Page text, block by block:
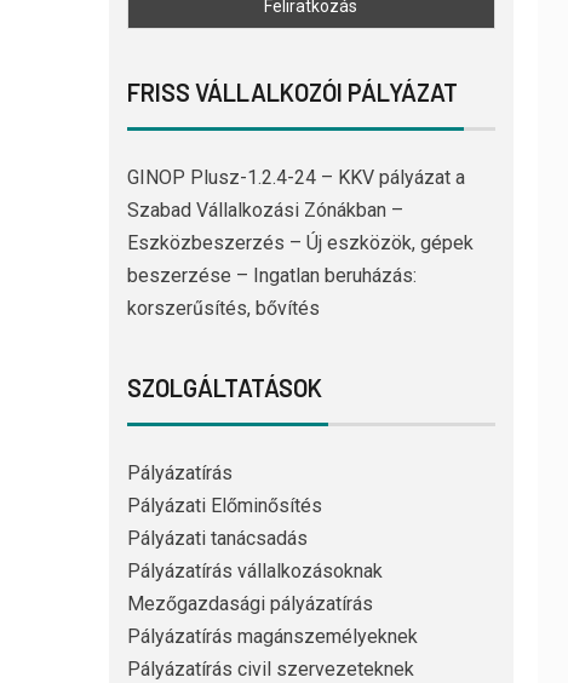
FRISS VÁLLALKOZÓI PÁLYÁZAT
GINOP Plusz-1.2.4-24 – KKV pályázat a
Szabad Vállalkozási Zónákban –
Eszközbeszerzés – Új eszközök, gépek
beszerzése – Ingatlan beruházás:
korszerűsítés, bővítés
SZOLGÁLTATÁSOK
Pályázatírás
Pályázati Előminősítés
Pályázati tanácsadás
Pályázatírás vállalkozásoknak
Mezőgazdasági pályázatírás
Pályázatírás magánszemélyeknek
Pályázatírás civil szervezeteknek